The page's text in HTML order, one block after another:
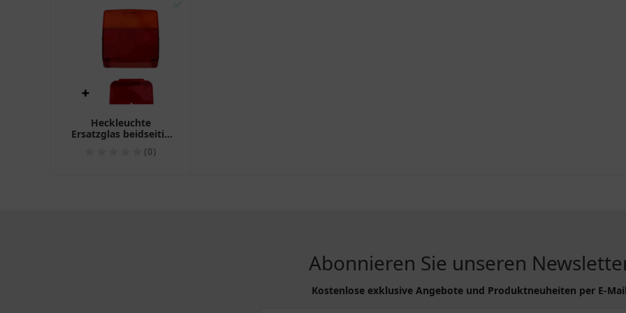
✅
Heckleuchte
Ersatzglas beidseitig
(0)
Abonnieren Sie unseren
Kostenlose exklusive Angebote und Produktneuheiten per E-